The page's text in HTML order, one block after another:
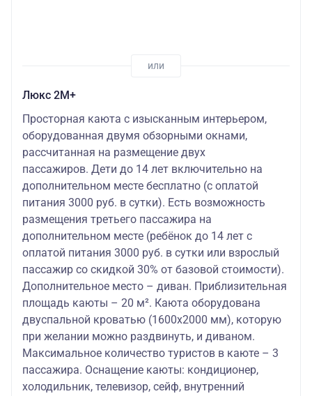
Люкс 2М+
Просторная каюта с изысканным интерьером,
оборудованная двумя обзорными окнами,
рассчитанная на размещение двух
пассажиров. Дети до 14 лет включительно на
дополнительном месте бесплатно (с оплатой
питания 3000 руб. в сутки). Есть возможность
размещения третьего пассажира на
дополнительном месте (ребёнок до 14 лет с
оплатой питания 3000 руб. в сутки или взрослый
пассажир со скидкой 30% от базовой стоимости).
Дополнительное место – диван. Приблизительная
площадь каюты – 20 м². Каюта оборудована
двуспальной кроватью (1600х2000 мм), которую
при желании можно раздвинуть, и диваном.
Максимальное количество туристов в каюте – 3
пассажира. Оснащение каюты: кондиционер,
холодильник, телевизор, сейф, внутренний